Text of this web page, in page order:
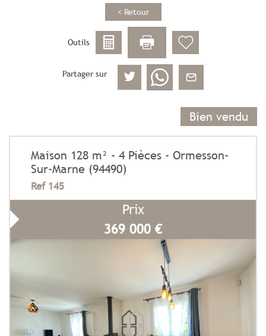
< Retour
Outils
Partager sur
Bien vendu
Maison 128 m² - 4 Pièces - Ormesson-
Sur-Marne (94490)
Ref 145
Prix
369 000 €